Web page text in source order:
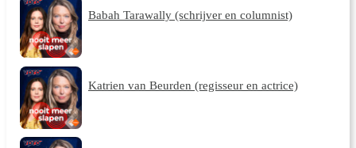
Babah Tarawally (schrijver en columnist)
Katrien van Beurden (regisseur en actrice)